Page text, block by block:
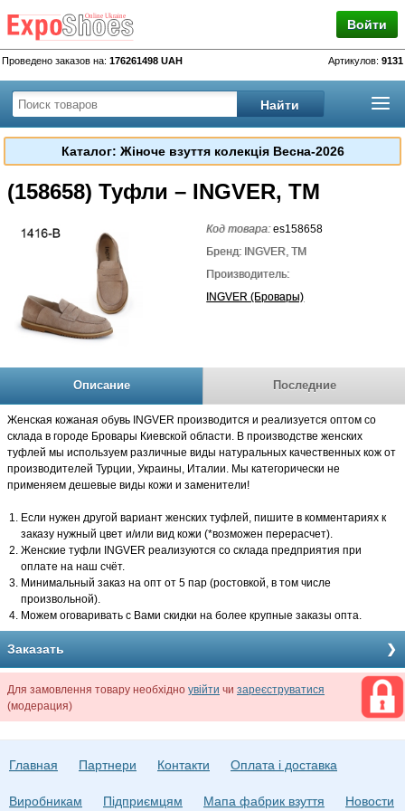
Войти
Проведено заказов на: 176261498 UAH Артикулов: 9131
Каталог: Жіноче взуття колекція Весна-2026
(158658) Туфли – INGVER, TM
Код товара:es158658
Бренд: INGVER, TM
Производитель:
INGVER (Бровары)
Описание Последние
Женская кожаная обувь INGVER производится и реализуется оптом со
склада в городе Бровары Киевской области. В производстве женских
туфлей мы используем различные виды натуральных качественных кож от
производителей Турции, Украины, Италии. Мы категорически не
применяем дешевые виды кожи и заменители!
Если нужен другой вариант женских туфлей, пишите в комментариях к
заказу нужный цвет и/или вид кожи (*возможен перерасчет).
Женские туфли INGVER реализуются со склада предприятия при
оплате на наш счёт.
Минимальный заказ на опт от 5 пар (ростовкой, в том числе
произвольной).
Можем оговаривать с Вами скидки на более крупные заказы опта.
Заказать
Для замовлення товару необхідно увійти чи зареєструватися
(модерация)
Главная Партнери Контакти Оплата і доставка
Виробникам Підприємцям Мапа фабрик взуття Новости